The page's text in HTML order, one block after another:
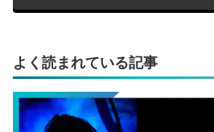
よく読まれている記事